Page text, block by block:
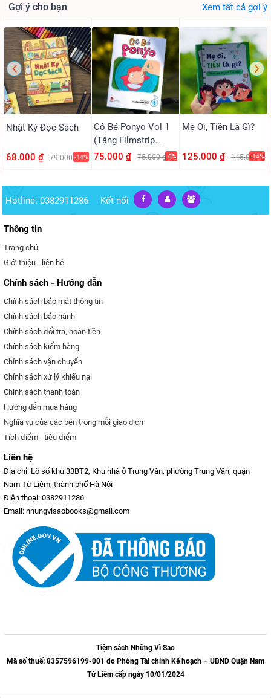
Gợi ý cho bạn Xem tất cả gợi ý
Nhật Ký Đọc Sách
68.000 ₫ 79.000 ₫-14%
Cô Bé Ponyo Vol 1
(Tặng Filmstrip
PVC)
75.000 ₫ 75.000 ₫-0%
Mẹ Ơi, Tiền Là Gì?
125.000 ₫ 145.000 ₫
-14%
Hotline: 0382911286 Kết nối
Thông tin
Trang chủ
Giới thiệu - liên hệ
Chính sách - Hướng dẫn
Chính sách bảo mật thông tin
Chính sách bảo hành
Chính sách đổi trả, hoàn tiền
Chính sách kiểm hàng
Chính sách vận chuyển
Chính sách xử lý khiếu nại
Chính sách thanh toán
Hướng dẫn mua hàng
Nghĩa vụ của các bên trong mỗi giao dịch
Tích điểm - tiêu điểm
Liên hệ
Địa chỉ: Lô số khu 33BT2, Khu nhà ở Trung Văn, phường Trung Văn, quận
Nam Từ Liêm, thành phố Hà Nội
Điện thoại: 0382911286
Email: nhungvisaobooks@gmail.com
Tiệm sách Những Vì Sao
Mã số thuế: 8357596199-001 do Phòng Tài chính Kế hoạch – UBND Quận Nam
Từ Liêm cấp ngày 10/01/2024